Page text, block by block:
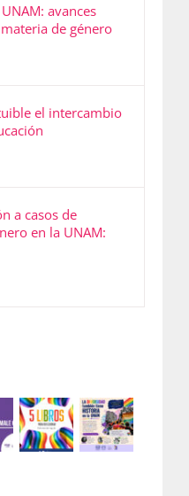
avances
de género
el intercambio
a casos de
en la UNAM: